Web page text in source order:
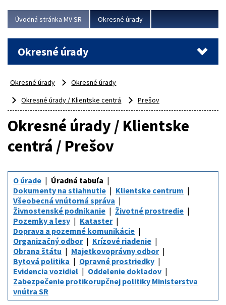
Viac
Úvodná stránka MV SR Okresné úrady
Okresné úrady
Okresné úrady
Okresné úrady
Okresné úrady / Klientske centrá
Prešov
Okresné úrady / Klientske
centrá / Prešov
O úrade
Úradná tabuľa
Dokumenty na stiahnutie
Klientske centrum
Všeobecná vnútorná správa
Živnostenské podnikanie
Životné prostredie
Pozemky a lesy
Kataster
Doprava a pozemné komunikácie
Organizačný odbor
Krízové riadenie
Obrana štátu
Majetkovoprávny odbor
Bytová politika
Opravné prostriedky
Evidencia vozidiel
Oddelenie dokladov
Zabezpečenie protikorupčnej politiky Ministerstva
vnútra SR